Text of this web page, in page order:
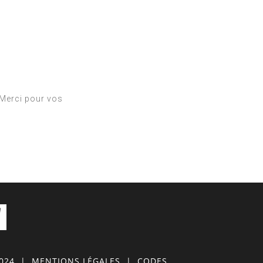
pour vos
| MENTIONS LÉGALES | CODES